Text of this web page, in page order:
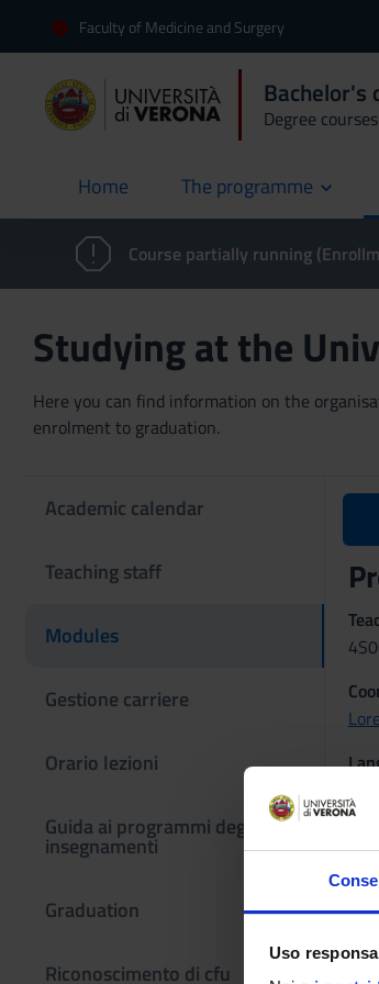
Uso
Faculty of Medicine and Surgery
Bachelor's
Degree
Home
current The programme
Course partially running
Studying at the
Here you can find information on the
enrolment to graduation.
Academic calendar
Teaching staff
Modules
Gestione carriere
Orario lezioni
Guida ai programmi degli
insegnamenti
Graduation
Riconoscimento di cfu